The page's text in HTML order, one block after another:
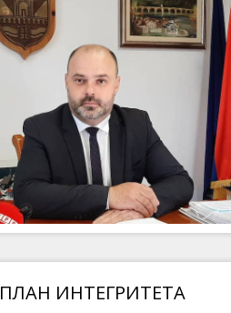
ПЛАН ИНТЕГРИТЕТА